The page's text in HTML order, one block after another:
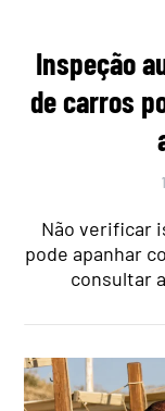
Inspeção
de carros
Não verificar
pode apanhar
consultar